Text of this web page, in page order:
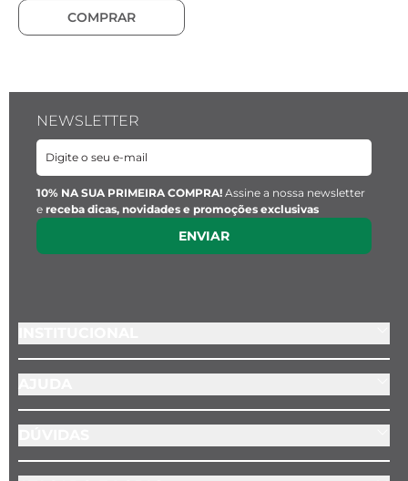
COMPRAR
NEWSLETTER
10% NA SUA PRIMEIRA COMPRA! Assine a nossa newsletter
e receba dicas, novidades e promoções exclusivas
ENVIAR